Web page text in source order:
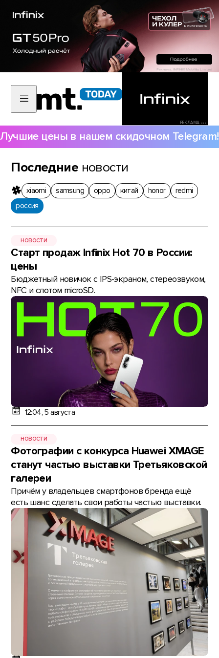
РЕКЛАМА •••
Лучшие цены в нашем скидочном Telegram!
Последние новости
xiaomi samsung oppo китай honor
redmi
россия
НОВОСТИ
Старт продаж Infinix Hot 70 в России:
цены
Бюджетный новичок с IPS-экраном, стереозвуком,
NFC и слотом microSD.
12:04, 5 августа
НОВОСТИ
Фотографии с конкурса Huawei XMAGE
станут частью выставки Третьяковской
галереи
Причём у владельцев смартфонов бренда ещё
есть шанс сделать свои работы частью выставки.